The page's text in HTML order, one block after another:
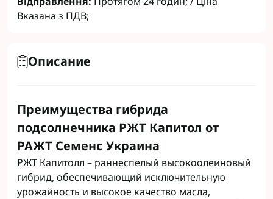
Вказана з ПДВ;
Описание
Преимущества гибрида
подсолнечника РЖТ Капитол от
РАЖТ Семенс Украина
РЖТ Капитолл – раннеспелый высокоолеиновый
гибрид, обеспечивающий исключительную
урожайность и высокое качество масла,